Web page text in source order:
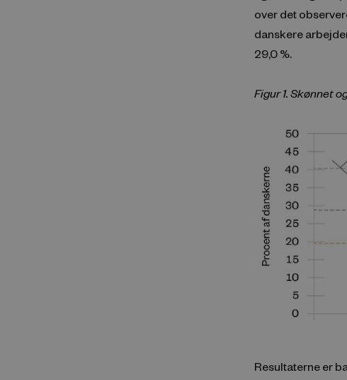
over det
danskere
29,0 %.
Figur 1. Skønnet
Resultaterne er